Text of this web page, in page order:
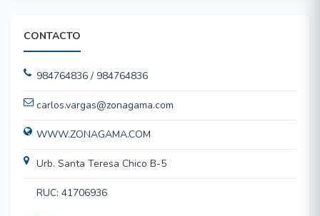
CONTACTO
984764836 / 984764836
carlos.vargas@zonagama.com
WWW.ZONAGAMA.COM
Urb. Santa Teresa Chico B-5
RUC: 41706936